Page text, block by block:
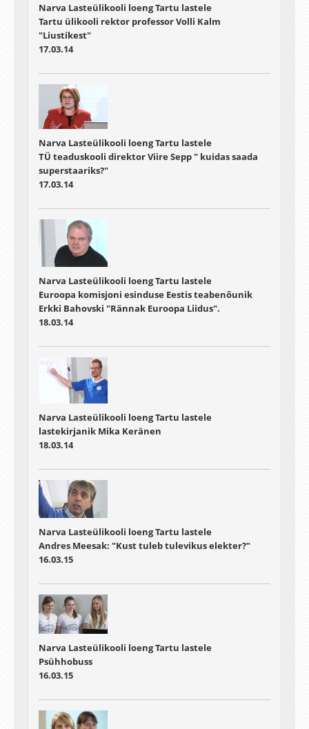
Narva Lasteülikooli loeng Tartu lastele
Tartu ülikooli rektor professor Volli Kalm
"Liustikest"
17.03.14
Narva Lasteülikooli loeng Tartu lastele
TÜ teaduskooli direktor Viire Sepp " kuidas saada
superstaariks?"
17.03.14
Narva Lasteülikooli loeng Tartu lastele
Euroopa komisjoni esinduse Eestis teabenõunik
Erkki Bahovski "Rännak Euroopa Liidus".
18.03.14
Narva Lasteülikooli loeng Tartu lastele
lastekirjanik Mika Keränen
18.03.14
Narva Lasteülikooli loeng Tartu lastele
Andres Meesak: "Kust tuleb tulevikus elekter?"
16.03.15
Narva Lasteülikooli loeng Tartu lastele
Psühhobuss
16.03.15